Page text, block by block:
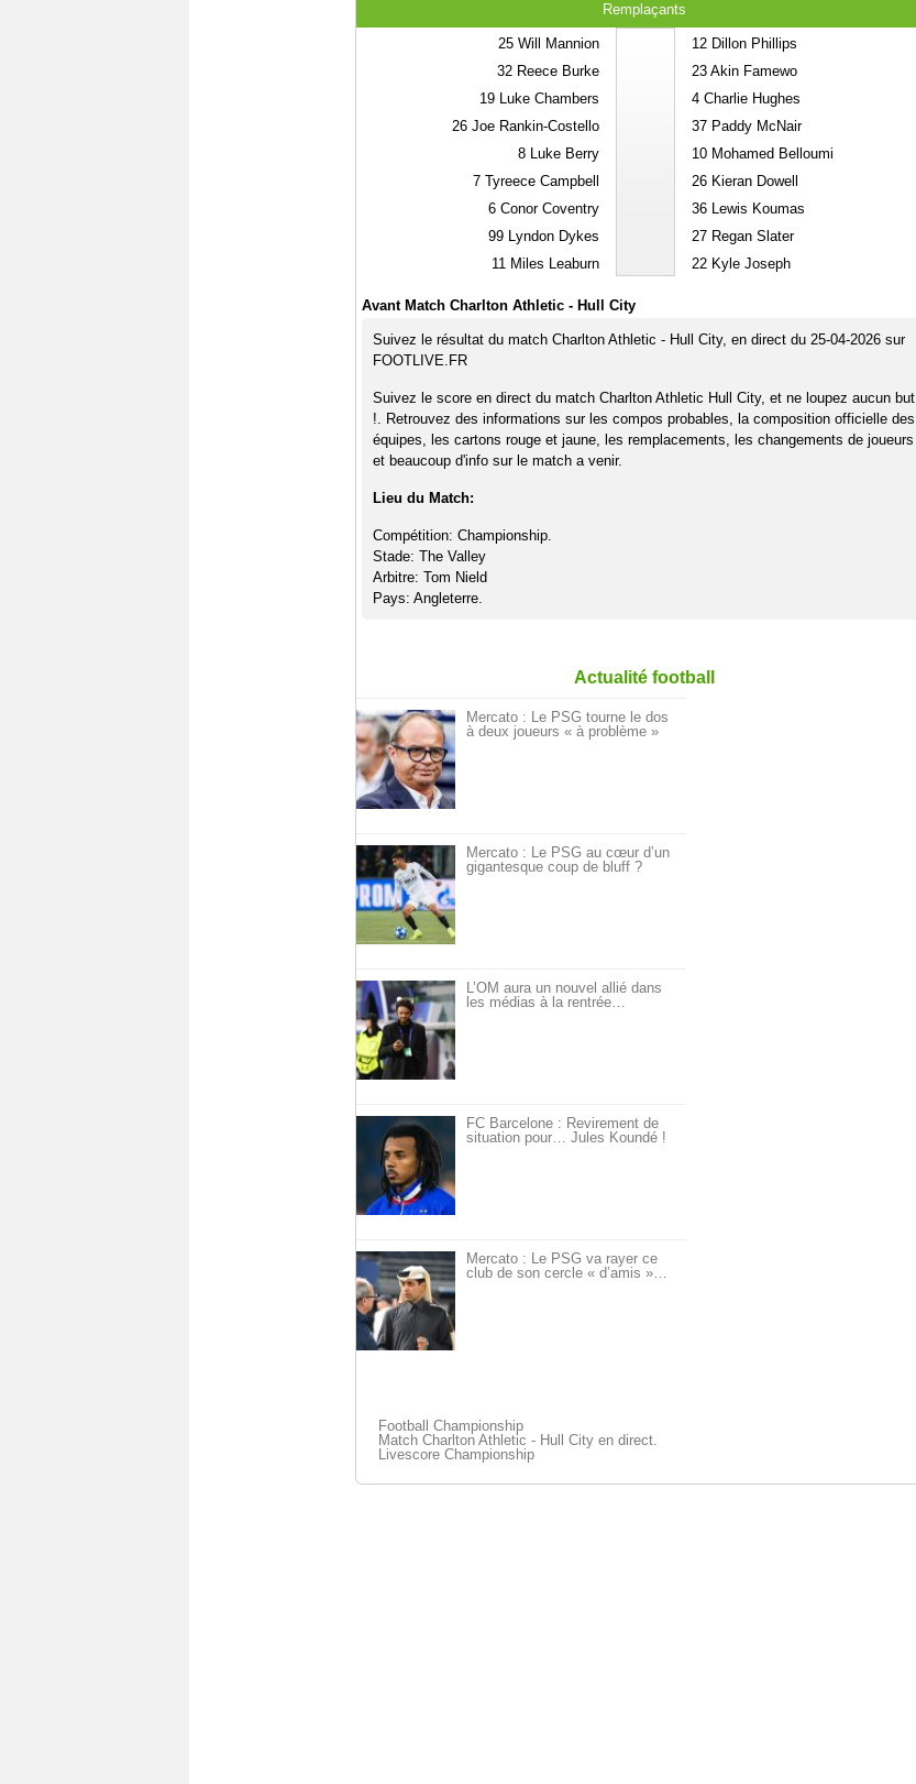
Remplaçants
25Will Mannion
32Reece Burke
19Luke Chambers
26Joe Rankin-Costello
8Luke Berry
7Tyreece Campbell
6Conor Coventry
99Lyndon Dykes
11Miles Leaburn
12Dillon Phillips
23Akin Famewo
4Charlie Hughes
37Paddy McNair
10Mohamed Belloumi
26Kieran Dowell
36Lewis Koumas
27Regan Slater
22Kyle Joseph
Avant Match Charlton Athletic - Hull City
Suivez le résultat du match Charlton Athletic - Hull City, en direct du 25-04-2026 sur
FOOTLIVE.FR
Suivez le score en direct du match Charlton Athletic Hull City, et ne loupez aucun but
!. Retrouvez des informations sur les compos probables, la composition officielle des
équipes, les cartons rouge et jaune, les remplacements, les changements de joueurs
et beaucoup d'info sur le match a venir.
Lieu du Match:
Compétition: Championship.
Stade: The Valley
Arbitre: Tom Nield
Pays: Angleterre.
Actualité football
Mercato : Le PSG tourne le dos
à deux joueurs « à problème »
Mercato : Le PSG au cœur d’un
gigantesque coup de bluff ?
L’OM aura un nouvel allié dans
les médias à la rentrée…
FC Barcelone : Revirement de
situation pour… Jules Koundé !
Mercato : Le PSG va rayer ce
club de son cercle « d’amis »…
Football Championship
Match Charlton Athletic - Hull City en direct.
Livescore Championship